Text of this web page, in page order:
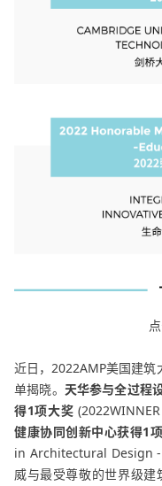
近日，2022AMP美国建
单揭晓。 天华参与全过程
得1项大奖
健康协同创新中心获得1
in Architectural Design
威与最受尊敬的世界级